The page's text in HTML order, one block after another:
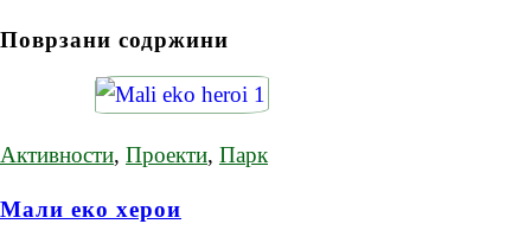
Поврзани содржини
Активности, Проекти, Парк
Мали еко херои